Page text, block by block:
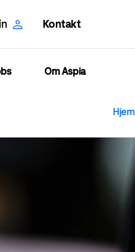
Kontakt
Om Aspia
Hjem